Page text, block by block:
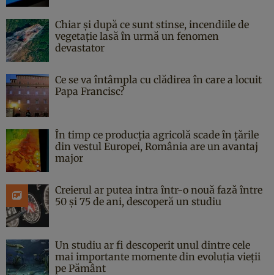
Chiar și după ce sunt stinse, incendiile de
vegetație lasă în urmă un fenomen
devastator
Ce se va întâmpla cu clădirea în care a locuit
Papa Francisc?
În timp ce producția agricolă scade în țările
din vestul Europei, România are un avantaj
major
Creierul ar putea intra într-o nouă fază între
50 și 75 de ani, descoperă un studiu
Un studiu ar fi descoperit unul dintre cele
mai importante momente din evoluția vieții
pe Pământ